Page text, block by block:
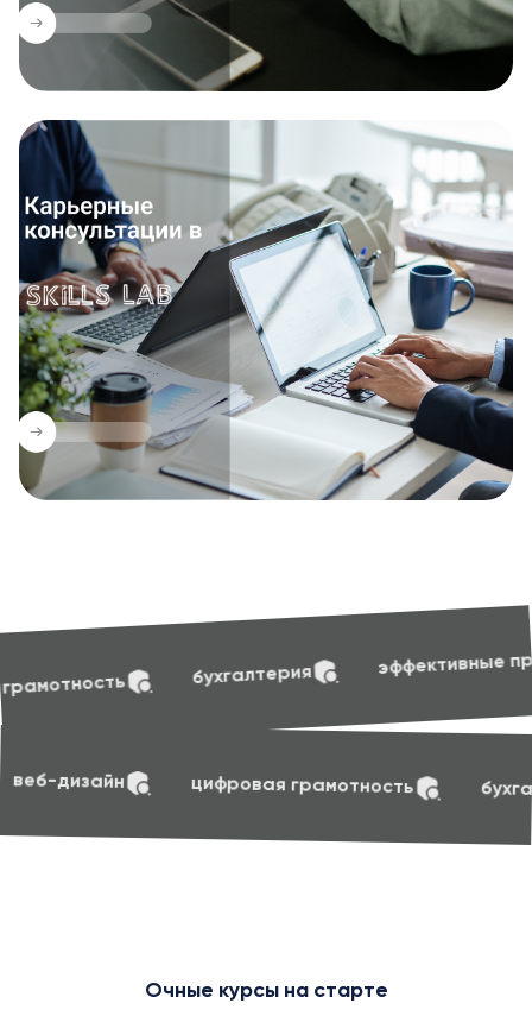
эффективные презентации soft
skills маркетинг веб-дизайн
Очные курсы на старте